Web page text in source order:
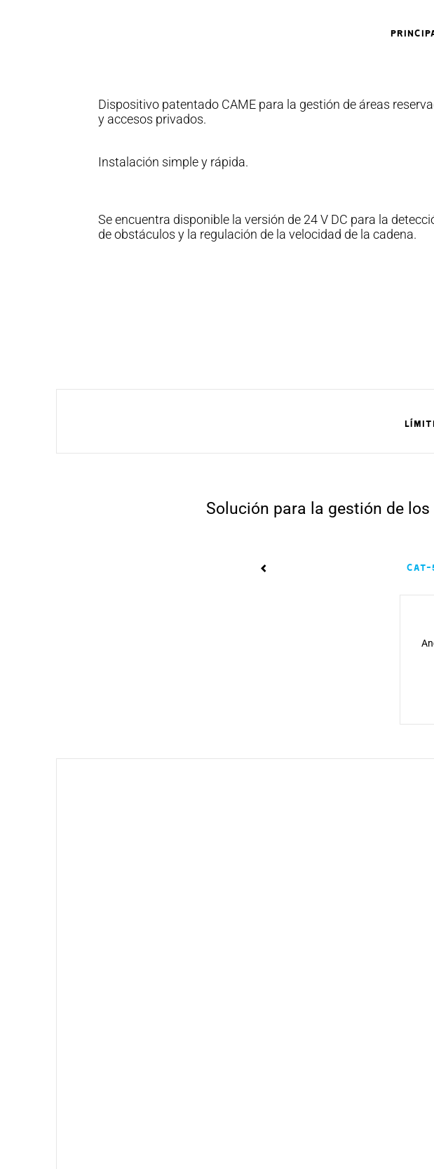
Dispositivo patentado CAME para la gestión de áreas
y accesos privados.
Instalación simple y rápida.
Se encuentra disponible la versión de 24 V DC para la
de obstáculos y la regulación de la velocidad de la cadena.
Solución para la gestión de
CAT-